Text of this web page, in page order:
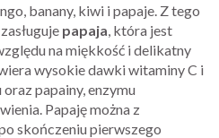
banany, kiwi i papaje. Z tego
papaja , która jest
na miękkość i delikatny
wysokie dawki witaminy C i
papainy, enzymu
Papaję można z
skończeniu pierwszego